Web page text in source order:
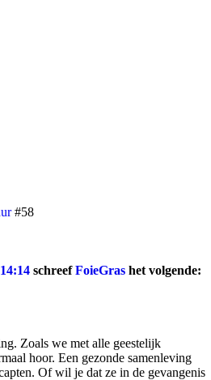
#58
schreefFoieGras het volgende:
Zoals we met alle geestelijk
hoor. Een gezonde samenleving
Of wil je dat ze in de gevangenis